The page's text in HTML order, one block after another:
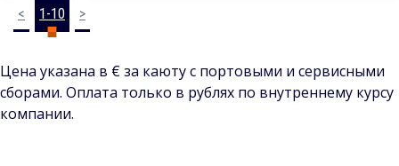
< 1-10 >
Цена указана в € за каюту с портовыми и сервисными
сборами. Оплата только в рублях по внутреннему курсу
компании.